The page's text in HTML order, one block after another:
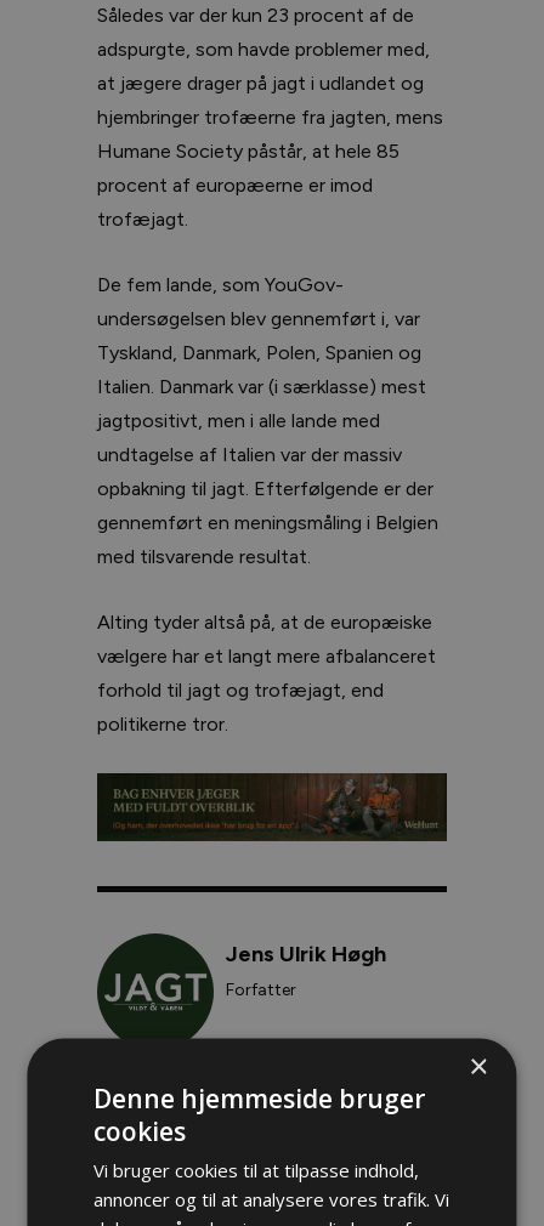
Således var der kun 23 procent af de
adspurgte, som havde problemer med,
at jægere drager på jagt i udlandet og
hjembringer trofæerne fra jagten, mens
Humane Society påstår, at hele 85
procent af europæerne er imod
trofæjagt.
De fem lande, som YouGov-
undersøgelsen blev gennemført i, var
Tyskland, Danmark, Polen, Spanien og
Italien. Danmark var (i særklasse) mest
jagtpositivt, men i alle lande med
undtagelse af Italien var der massiv
opbakning til jagt. Efterfølgende er der
gennemført en meningsmåling i Belgien
med tilsvarende resultat.
Alting tyder altså på, at de europæiske
vælgere har et langt mere afbalanceret
forhold til jagt og trofæjagt, end
politikerne tror.
Jens Ulrik Høgh
Forfatter
Emne trofæjagt
Læs mere
Jagt Nyheder
×
Denne hjemmeside bruger
cookies
Vi bruger cookies til at tilpasse indhold,
annoncer og til at analysere vores trafik. Vi